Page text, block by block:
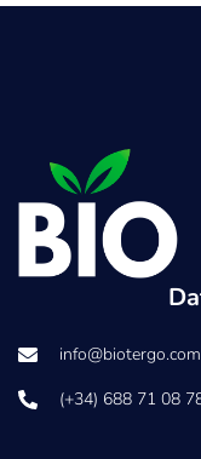
info@biotergo.com
(+34) 688 71 08